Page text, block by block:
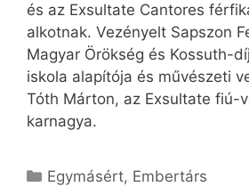
és az Exsultate Cantores
alkotnak. Vezényelt Sapszon
Magyar Örökség és Kossuth-
iskola alapítója és művészeti
Tóth Márton, az Exsultate fiú-
karnagya.
Kategória
Egymásért, Embertárs